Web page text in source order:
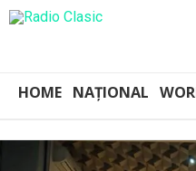
HOME NAȚIONAL